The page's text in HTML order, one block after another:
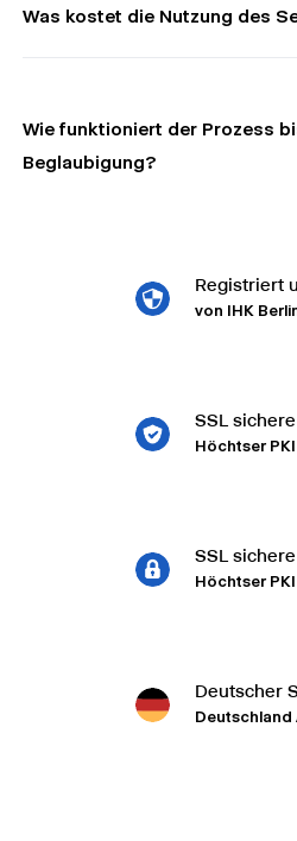
Was kostet die Nutzung des
Wie funktioniert der Prozess
Beglaubigung?
Registriert
von IHK
SSL
Höchtser
SSL
Höchtser
Deutscher
Deutschland